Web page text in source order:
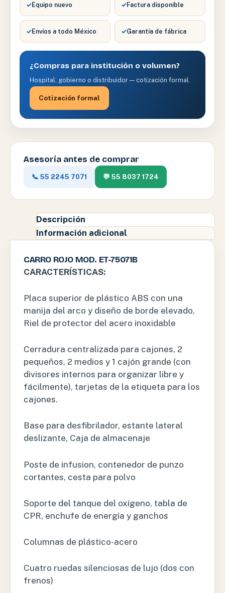
✓Equipo nuevo ✓Factura disponible
✓Envíos a todo México ✓Garantía de fábrica
¿Compras para institución o volumen?
Hospital, gobierno o distribuidor — cotización formal.
Cotización formal
Asesoría antes de comprar
📞 55 2245 7071 💬 55 8037 1724
Descripción
Información adicional
CARRO ROJO MOD. ET-75071B
CARACTERÍSTICAS:
Placa superior de plástico ABS con una
manija del arco y diseño de borde elevado,
Riel de protector del acero inoxidable
Cerradura centralizada para cajones, 2
pequeños, 2 medios y 1 cajón grande (con
divisores internos para organizar libre y
fácilmente), tarjetas de la etiqueta para los
cajones.
Base para desfibrilador, estante lateral
deslizante, Caja de almacenaje
Poste de infusion, contenedor de punzo
cortantes, cesta para polvo
Soporte del tanque del oxígeno, tabla de
CPR, enchufe de energía y ganchos
Columnas de plástico-acero
Cuatro ruedas silenciosas de lujo (dos con
frenos)